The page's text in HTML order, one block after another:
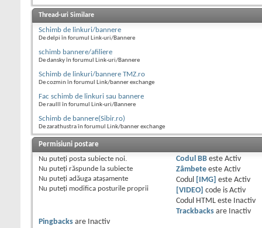
Thread-uri Similare
Schimb de linkuri/bannere
De delpi în forumul Link-uri/Bannere
schimb bannere/afiliere
De dansky în forumul Link-uri/Bannere
Schimb de linkuri/bannere TMZ.ro
De cozmin în forumul Link/banner exchange
Fac schimb de linkuri sau bannere
De raulll în forumul Link-uri/Bannere
Schimb de bannere(Sibir.ro)
De zarathustra în forumul Link/banner exchange
Permisiuni postare
Nu puteţi posta subiecte noi.
Nu puteţi răspunde la subiecte
Nu puteţi adăuga ataşamente
Nu puteţi modifica posturile proprii
Codul BBeste Activ
Zâmbeteeste Activ
Codul
[IMG] este Activ
[VIDEO]
code is Activ
Codul HTML este
Inactiv
Trackbacksare
Inactiv
Pingbacks are
Inactiv